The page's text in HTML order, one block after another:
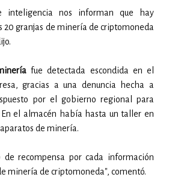
inteligencia nos informan que hay
20 granjas de minería de criptomoneda
fue detectada escondida en el
gracias a una denuncia hecha a
por el gobierno regional para
el almacén había hasta un taller en
de minería.
de recompensa por cada información
minería de criptomoneda", comentó.